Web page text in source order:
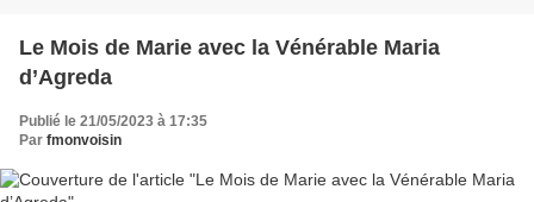
Le Mois de Marie avec la Vénérable Maria
d’Agreda
Publié le 21/05/2023 à 17:35
Par fmonvoisin